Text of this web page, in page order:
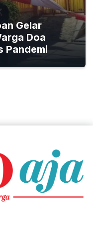
Gelar
Doa
Pandemi